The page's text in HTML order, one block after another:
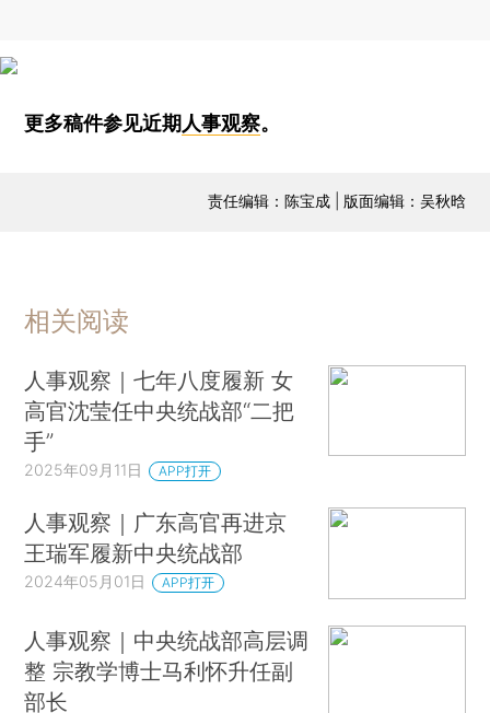
更多稿件参见近期 人事观察。
责任编辑：陈宝成 | 版面编辑：吴秋晗
相关阅读
人事观察｜七年八度履新 女
高官沈莹任中央统战部“二把
手”
2025年09月11日 APP打开
人事观察｜广东高官再进京
王瑞军履新中央统战部
2024年05月01日 APP打开
人事观察｜中央统战部高层调
整 宗教学博士马利怀升任副
部长